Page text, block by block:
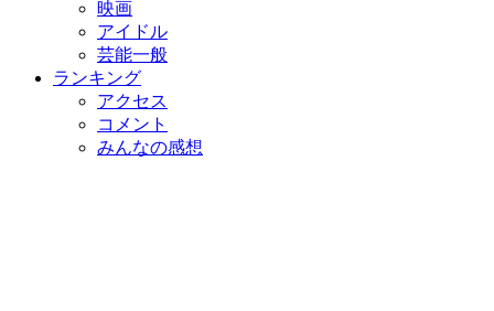
映画
アイドル
芸能一般
ランキング
アクセス
コメント
みんなの感想